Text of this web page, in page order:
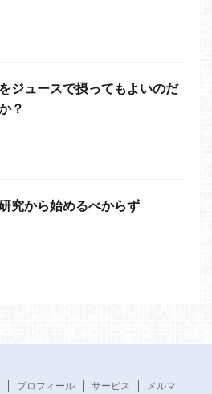
ジュースで摂ってもよいのだ
？
究から始めるべからず
プロフィール サービス メルマ